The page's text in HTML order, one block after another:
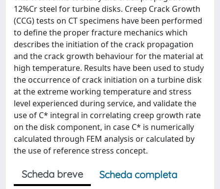
12%Cr steel for turbine disks. Creep Crack Growth
(CCG) tests on CT specimens have been performed
to define the proper fracture mechanics which
describes the initiation of the crack propagation
and the crack growth behaviour for the material at
high temperature. Results have been used to study
the occurrence of crack initiation on a turbine disk
at the extreme working temperature and stress
level experienced during service, and validate the
use of C* integral in correlating creep growth rate
on the disk component, in case C* is numerically
calculated through FEM analysis or calculated by
the use of reference stress concept.
Scheda breve
Scheda completa